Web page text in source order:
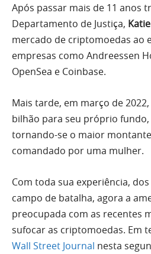
Após passar mais de 11 anos
Departamento de Justiça,
mercado de criptomoedas ao
empresas como Andreessen
OpenSea e Coinbase.
Mais tarde, em março de
bilhão para seu próprio
tornando-se o maior
comandado por uma mulher.
Com toda sua experiência,
campo de batalha, agora a
preocupada com as recentes
sufocar as criptomoedas. Em
Wall Street Journal nesta